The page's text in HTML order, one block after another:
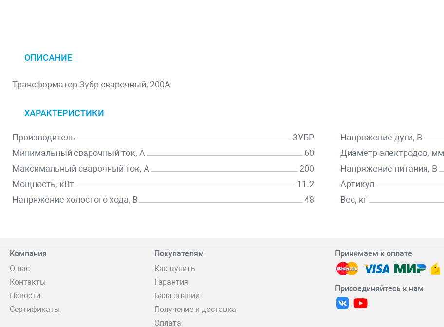
ОПИСАНИЕ
Трансформатор Зубр сварочный, 200А
ХАРАКТЕРИСТИКИ
Производитель
ЗУБР
Минимальный сварочный ток, А
60
Максимальный сварочный ток, А
200
Мощность, кВт
11.2
Напряжение холостого хода, В
48
Напряжение дуги, В
Диаметр электродов, мм
Напряжение питания, В
Артикул
Вес, кг
Компания
О нас
Контакты
Новости
Сертификаты
Покупателям
Как купить
Гарантия
База знаний
Получение и доставка
Оплата
Принимаем к оплате
Присоединяйтесь к нам